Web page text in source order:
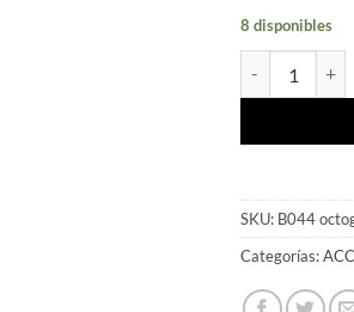
8 disponibles
SKU: B044
Categorías: